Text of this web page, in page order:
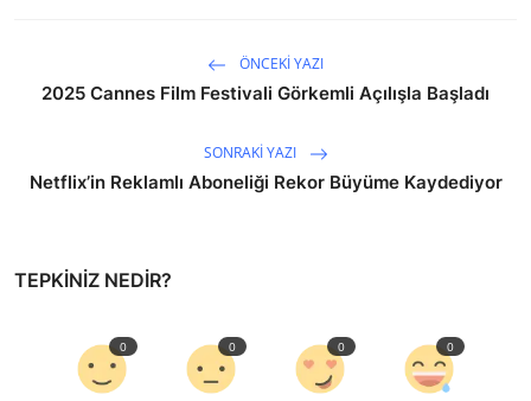
ÖNCEKI YAZI
2025 Cannes Film Festivali Görkemli Açılışla Başladı
SONRAKI YAZI
Netflix’in Reklamlı Aboneliği Rekor Büyüme Kaydediyor
TEPKINIZ NEDIR?
0 0 0 0